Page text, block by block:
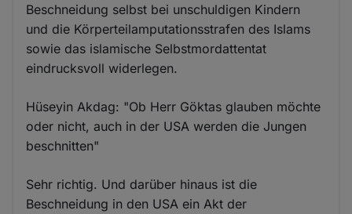
Beschneidung selbst bei unschuldigen Kindern
und die Körperteilamputationsstrafen des Islams
sowie das islamische Selbstmordattentat
eindrucksvoll widerlegen.
Hüseyin Akdag: "Ob Herr Göktas glauben möchte
oder nicht, auch in der USA werden die Jungen
beschnitten"
Sehr richtig. Und darüber hinaus ist die
Beschneidung in den USA ein Akt der